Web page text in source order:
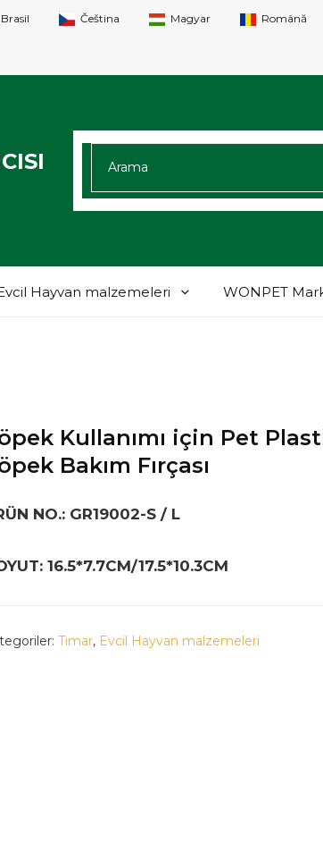
Čeština Magyar Română
Hayvan malzemeleri WONPET
Kullanımı için Pet
Bakım Fırçası
NO.: GR19002-S / L
16.5*7.7CM/17.5*10.3CM
Tımar, Evcil Hayvan malzemeleri